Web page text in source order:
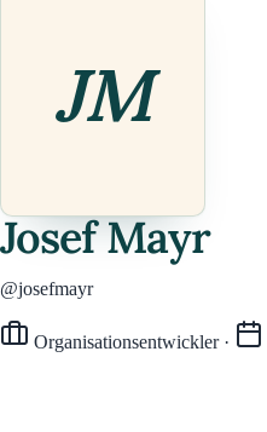
JM
Josef Mayr
@josefmayr
Organisationsentwickler ·